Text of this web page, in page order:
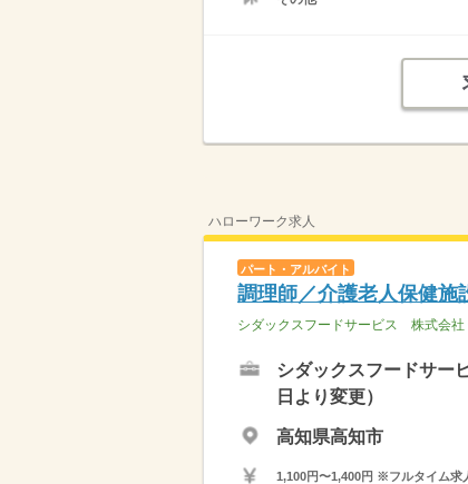
ハローワーク求人
パート・アルバイト
調理師／介護老人保健
シダックスフードサービス 株式会社
シダックスフードサー
日より変更）
高知県高知市
1,100円〜1,400円 ※フルタイム求